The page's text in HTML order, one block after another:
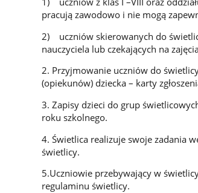
pracują zawodowo i nie mogą
2) uczniów skierowanych do
nauczyciela lub czekających na
2. Przyjmowanie uczniów do
(opiekunów) dziecka – karty
3. Zapisy dzieci do grup
roku szkolnego.
4. Świetlica realizuje swoje zadania
świetlicy.
5.Uczniowie przebywający w
regulaminu świetlicy.